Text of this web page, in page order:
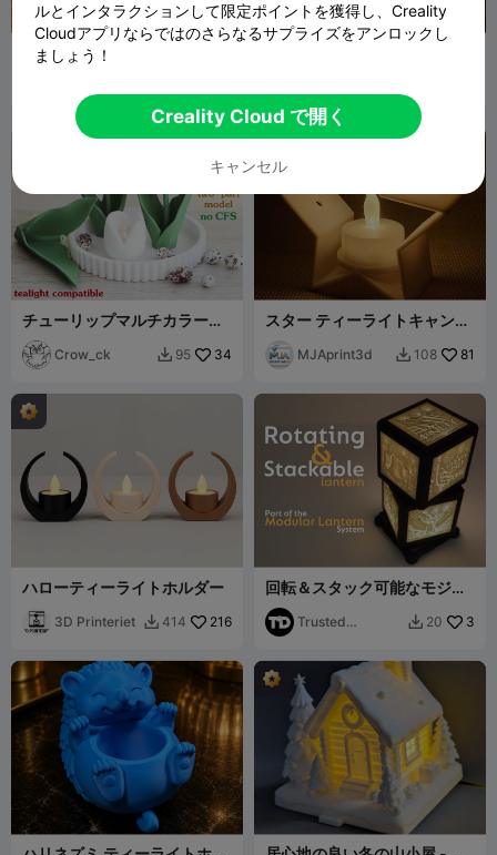
母の日のスタンド / 心と溶け
合うママ / 母の日ギフト
Studios
チューリップマルチカラー
（CFSなし）
Crow_ck  95 34
スター ティーライトキャンド
イト MJAprint3d  108 81
ハローティーライトホルダー
3D Printeriet  414 216
回転＆スタック可能なモジュ
ラーランタン
Trusted
 20 3
ルとインタラクションして限定ポイントを獲得し、Creality
Cloudアプリならではのさらなるサプライズをアンロックし
ましょう！
Creality Cloud で開く
キャンセル